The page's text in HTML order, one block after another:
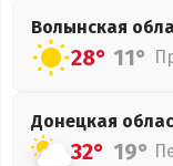
Волынская
28° 11°
Донецкая
32° 19°